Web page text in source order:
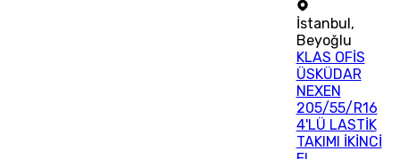
İstanbul ,
Beyoğlu
KLAS OFİS
ÜSKÜDAR
NEXEN
205/55/R16
4'LÜ LASTİK
TAKIMI İKİNCİ